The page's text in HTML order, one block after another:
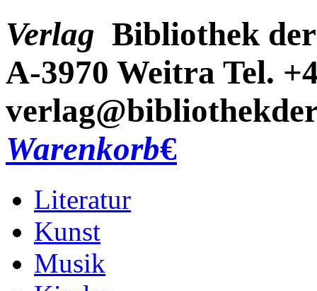
Verlag Bibliothek
A-3970 Weitra Tel.
Warenkorb€
Literatur
Kunst
Musik